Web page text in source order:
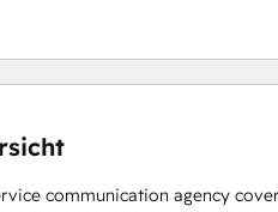
communication agency